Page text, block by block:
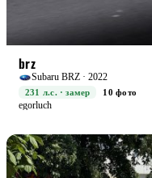
brz
Subaru BRZ · 2022
231 л.с. · замер
10 фото
egorluch